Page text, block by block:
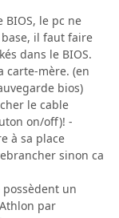
le pc ne
il faut faire
dans le BIOS.
carte-mère. (en
bios)
le cable
on/off)! -
à sa place
sinon ca
un
par